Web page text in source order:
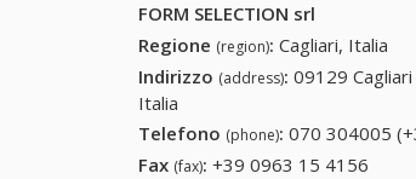
FORM SELECTION srl
Regione (region): Cagliari, Italia
Indirizzo (address): 09129
Italia
Telefono (phone): 070 304005
Fax (fax): +39 0963 15 4156